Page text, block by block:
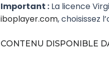
Important : La licence
iboplayer.com, choisissez
CONTENU DISPONIBLE